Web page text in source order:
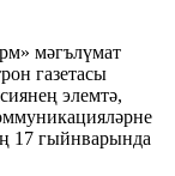
мәгълүмат
газетасы
элемтә,
17 гыйнварында